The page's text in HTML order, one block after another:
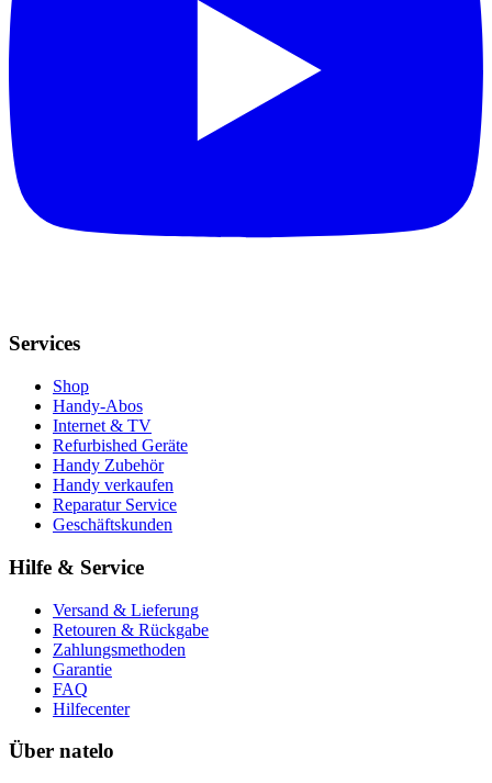
Services
Shop
Handy-Abos
Internet & TV
Refurbished Geräte
Handy Zubehör
Handy verkaufen
Reparatur Service
Geschäftskunden
Hilfe & Service
Versand & Lieferung
Retouren & Rückgabe
Zahlungsmethoden
Garantie
FAQ
Hilfecenter
Über natelo